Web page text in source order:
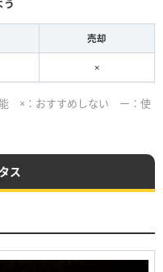
う
売却
×
×：おすすめしない ー：使
ス